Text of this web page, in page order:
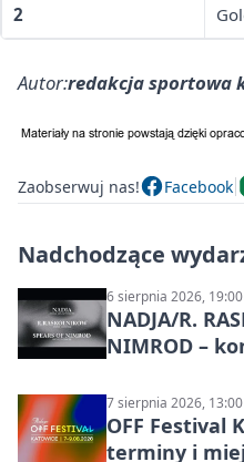
2
Autor:redakcja sportowa
Zaobserwuj nas! Facebook
Nadchodzące
6 sierpnia 2026, 19:00
NADJA/R.
NIMROD –
7 sierpnia 2026, 13:00
OFF Festival
terminy i